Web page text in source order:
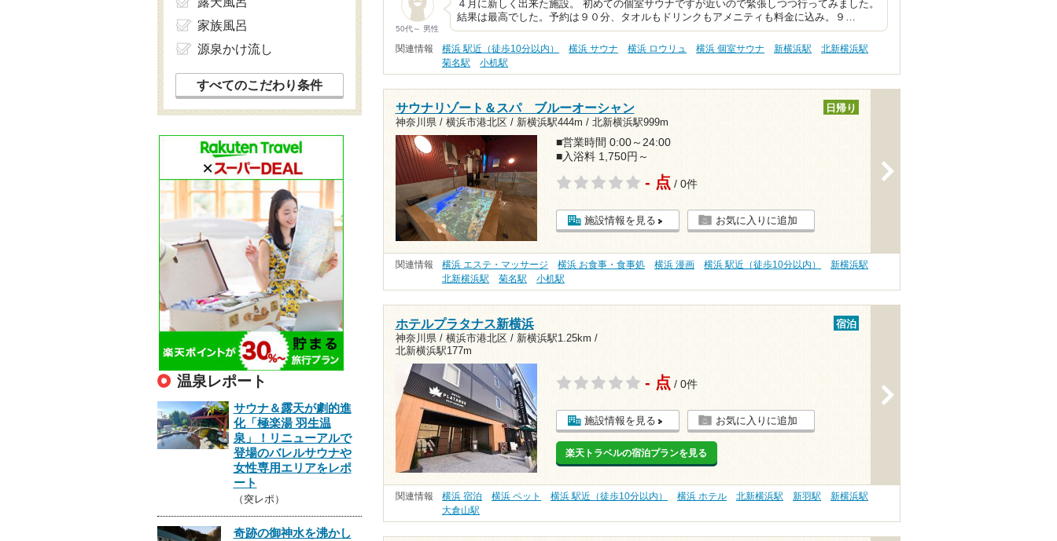
50代～ 男性
４月に新しく出来た施設。 初めての個室サウナですが近いので緊張しつつ行ってみました。
結果は最高でした。予約は９０分、タオルもドリンクもアメニティも料金に込み。９…
関連情報 横浜 駅近（徒歩10分以内） 横浜 サウナ 横浜 ロウリュ 横浜 個室サウナ 新横浜駅
北新横浜駅
菊名駅
小机駅
サウナリゾート＆スパ ブルーオーシャン
神奈川県 / 横浜市港北区 / 新横浜駅444m / 北新横浜駅999m
日帰り
■営業時間 0:00～24:00
■入浴料 1,750円～
- 点 / 0件
施設情報を見る お気に入りに追加
関連情報 横浜 エステ・マッサージ 横浜 お食事・食事処 横浜 漫画 横浜 駅近（徒歩10分以内）
新横浜駅
北新横浜駅
菊名駅 小机駅
ホテルプラタナス新横浜
神奈川県 / 横浜市港北区 / 新横浜駅1.25km /
北新横浜駅177m
宿泊
- 点 / 0件
施設情報を見る お気に入りに追加
楽天トラベルの宿泊プランを見る
関連情報 横浜 宿泊 横浜 ペット 横浜 駅近（徒歩10分以内） 横浜 ホテル 北新横浜駅 新羽駅
新横浜駅
大倉山駅
家族風呂
源泉かけ流し
すべてのこだわり条件
温泉レポート
サウナ＆露天が劇的進
化「極楽湯 羽生温
泉」！リニューアルで
登場のバレルサウナや
女性専用エリアをレポ
ート
（突レポ）
奇跡の御神水を沸かし